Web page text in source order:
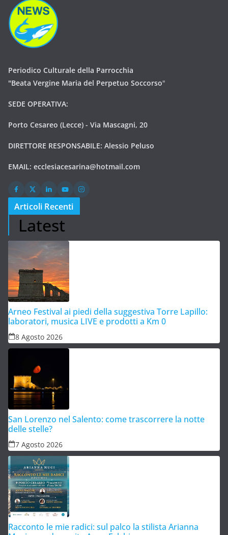
Periodico Culturale della Parrocchia
"Beata Vergine Maria del Perpetuo Soccorso"
SEDE OPERATIVA:
Porto Cesareo (Lecce) - Via Mascagni, 20
DIRETTORE RESPONSABILE: Alessio Peluso
EMAIL: ecclesiacesarina@hotmail.com
Articoli Recenti
Latest
Arneo Festival ai piedi della suggestiva Torre Lapillo:
laboratori, musica LIVE e prodotti a Km 0
8 Agosto 2026
San Lorenzo nel Salento: come trascorrere la notte
delle stelle?
7 Agosto 2026
Racconto le mie radici: sul palco la stilista Arianna